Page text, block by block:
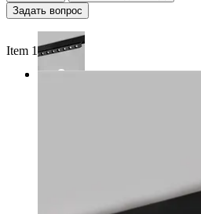
Задать вопрос
Item 1 of 2